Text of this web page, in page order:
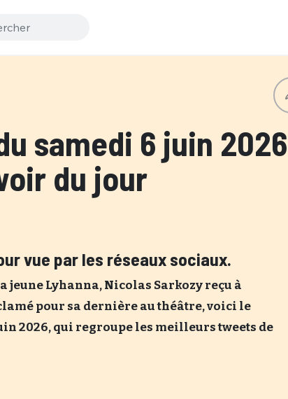
samedi 6 juin 2026
du jour
vue par les réseaux sociaux.
jeune Lyhanna, Nicolas Sarkozy reçu à
pour sa dernière au théâtre, voici le
2026, qui regroupe les meilleurs tweets de